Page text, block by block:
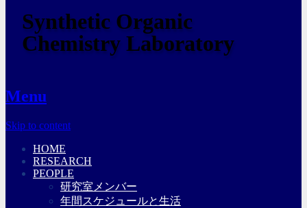
Synthetic Organic
Chemistry Laboratory
Menu
Skip to content
HOME
RESEARCH
PEOPLE
研究室メンバー
年間スケジュールと生活